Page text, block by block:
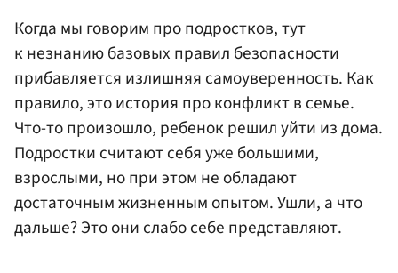
Когда мы говорим про подростков, тут
к незнанию базовых правил безопасности
прибавляется излишняя самоуверенность. Как
правило, это история про конфликт в семье.
Что-то произошло, ребенок решил уйти из дома.
Подростки считают себя уже большими,
взрослыми, но при этом не обладают
достаточным жизненным опытом. Ушли, а что
дальше? Это они слабо себе представляют.